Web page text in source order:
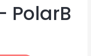
PolarB